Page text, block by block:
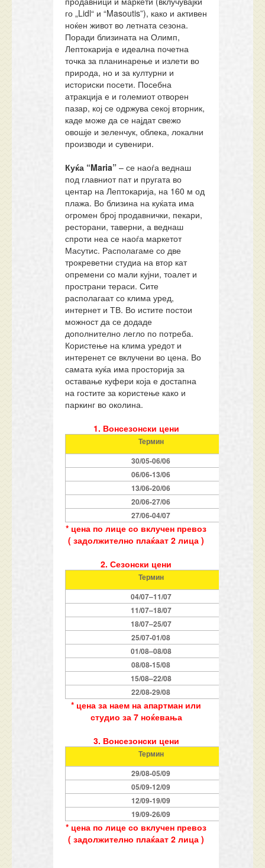
го „Lidl“ и “Masoutis”), како и активен
ноќен живот во летната сезона.
Поради близината на Олимп,
Лептокарија е идеална почетна
точка за планинарење и излети во
природа, но и за културни и
историски посети. Посебна
атракција е и големиот отворен
пазар, кој се одржува секој вторник,
каде може да се најдат свежо
овошје и зеленчук, облека, локални
производи и сувенири.
Куќа “Maria” – се наоѓа веднаш
под главниот пат и пругата во
центар на Лептокарија, на 160 м од
плажа. Во близина на куќата има
огромен број продавнички, пекари,
ресторани, таверни, а веднаш
спроти неа се наоѓа маркетот
Масутис. Располагаме со две
трокреветни студиа на втор кат
опремени со мали кујни, тоалет и
пространи тераси. Сите
располагаат со клима уред,
интернет и ТВ. Во истите постои
можност да се додаде
дополнително легло по потреба.
Користење на клима уредот и
интеренет се вклучени во цена. Во
самата куќа има просторија за
оставање куфери која е достапна
на гостите за користење како и
паркинг во околина.
1. Вонсезонски цени
Термин
30/05-06/06
06/06-13/06
13/06-20/06
20/06-27/06
27/06-04/07
* цена по лице со вклучен превоз
( задолжително плаќаат 2 лица )
2. Сезонски цени
Термин
04/07–11/07
11/07–18/07
18/07–25/07
25/07-01/08
01/08–08/08
08/08-15/08
15/08–22/08
22/08-29/08
* цена за наем на апартман или
студио за 7 ноќевања
3. Вонсезонски цени
Термин
29/08-05/09
05/09-12/09
12/09-19/09
19/09-26/09
* цена по лице со вклучен превоз
( задолжително плаќаат 2 лица )